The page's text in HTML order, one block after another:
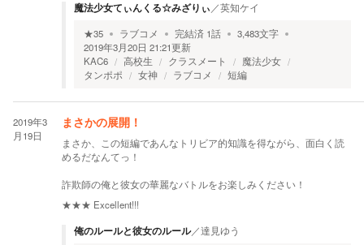
魔法少女てぃんくる☆みざりぃ ／英知ケイ
★35 ラブコメ 完結済 1話 3,483文字
2019年3月20日 21:21更新
KAC6
高校生 クラスメート
魔法少女
タンポポ
女神 ラブコメ 短編
2019年3
月19日
まさかの展開！
まさか、この短編であんなトリビア的知識を得ながら、面白く読
めるだなんてっ！
詐欺師の俺と彼女の華麗なバトルをお楽しみください！
★★★ Excellent!!!
俺のルールと彼女のルール／達見ゆう